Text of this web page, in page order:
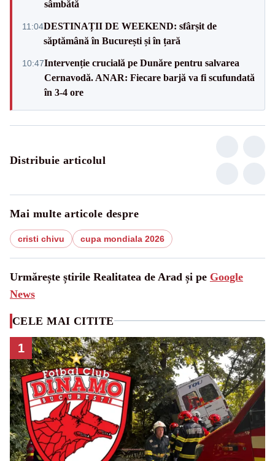
sâmbătă
11:04DESTINAȚII DE WEEKEND: sfârșit de
săptămână în București și în țară
10:47Intervenție crucială pe Dunăre pentru salvarea
Cernavodă. ANAR: Fiecare barjă va fi scufundată
în 3-4 ore
Distribuie articolul
Mai multe articole despre
cristi chivu cupa mondiala 2026
Urmărește știrile Realitatea de Arad și pe Google
News
CELE MAI CITITE
1